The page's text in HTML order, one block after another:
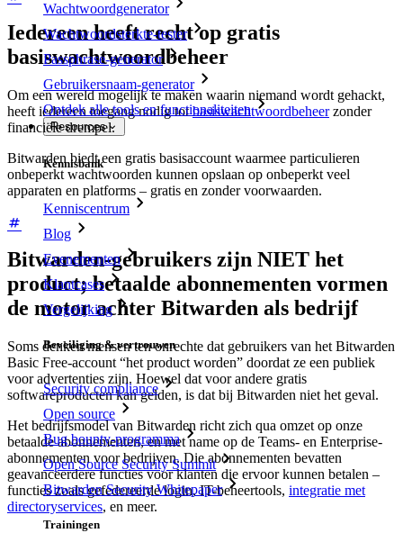
Wachtwoordgenerator
Wachtwoordsterkte-tester
Passphrase-generator
Gebruikersnaam-generator
Ontdek alle tools en functionaliteiten
Resources
Kennisbank
Kenniscentrum
Blog
Evenementen
Klantcases
Vergelijking
Beveiliging & vertrouwen
Security compliance
Open source
Bug bounty-programma
Open Source Security Summit
Bitwarden Security Whitepaper
Trainingen
Iedereen heeft recht op gratis
basiswachtwoordbeheer
Om een wereld mogelijk te maken waarin niemand wordt gehackt,
heeft iedereen toegang nodig totbasiswachtwoordbeheerzonder
financiële drempel.
Bitwarden biedt een gratis basisaccount waarmee particulieren
onbeperkt wachtwoorden kunnen opslaan op onbeperkt veel
apparaten en platforms – gratis en zonder voorwaarden.
Bitwarden-gebruikers zijn NIET het
product; betaalde abonnementen vormen
de motor achter Bitwarden als bedrijf
Soms denken mensen ten onrechte dat gebruikers van het Bitwarden
Basic Free-account “het product worden” doordat ze een publiek
voor advertenties zijn. Hoewel dat voor andere gratis
softwareproducten kan gelden, is dat bij Bitwarden niet het geval.
Het bedrijfsmodel van Bitwarden richt zich qua omzet op onze
betaalde abonnementen, en met name op de Teams- en Enterprise-
abonnementen voor bedrijven. Die abonnementen bevatten
geavanceerdere functies voor klanten die ervoor kunnen betalen –
functies zoals gefedereerde login, IT-beheertools, integratie met
directoryservices, en meer.